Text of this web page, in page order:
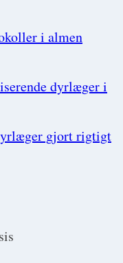
i almen
dyrlæger i
gjort rigtigt